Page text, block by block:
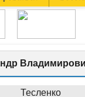
Тесленко